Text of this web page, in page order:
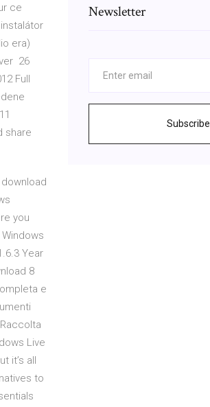
ce
era)
26
Full
share
you
Year
8
e
Live
it’s all
to
Newsletter
Subscribe